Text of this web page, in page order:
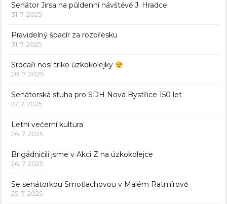
Senátor Jirsa na půldenní návštěvě J. Hradce
31. 7. 2025
Pravidelný špacír za rozbřesku
31. 7. 2025
Srdcaři nosí triko úzkokolejky
28. 7. 2025
Senátorská stuha pro SDH Nová Bystřice 150 let
27. 7. 2025
Letní večerní kultura
26. 7. 2025
Brigádničili jsme v Akci Z na úzkokolejce
26. 7. 2025
Se senátorkou Smotlachovou v Malém Ratmírově
25. 7. 2025